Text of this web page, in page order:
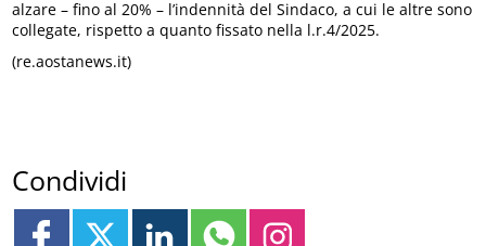
alzare – fino al 20% – l’indennità del Sindaco, a cui le altre sono
collegate, rispetto a quanto fissato nella l.r.4/2025.
(re.aostanews.it)
Condividi